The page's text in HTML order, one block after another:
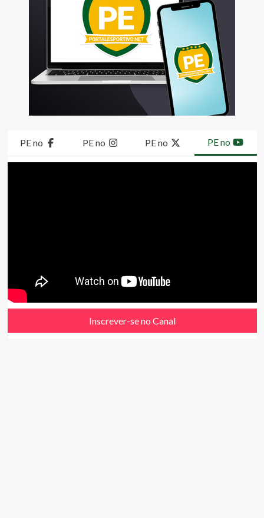
PE no PE no PE no PE no
Inscrever-se no Canal